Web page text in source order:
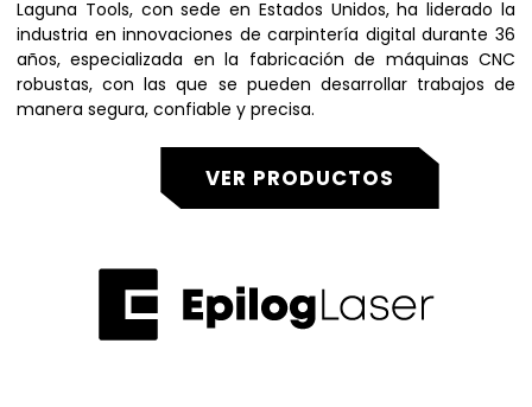
Laguna Tools, con sede en Estados Unidos, ha liderado la
industria en innovaciones de carpintería digital durante 36
años, especializada en la fabricación de máquinas CNC
robustas, con las que se pueden desarrollar trabajos de
manera segura, confiable y precisa.
VER PRODUCTOS